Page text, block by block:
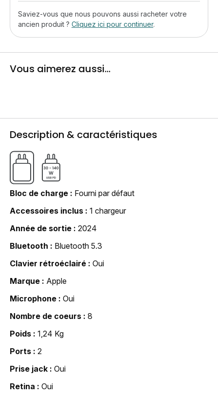
Saviez-vous que nous pouvons aussi racheter votre
ancien produit ? Cliquez ici pour continuer.
Vous aimerez aussi...
Description & caractéristiques
Bloc de charge
Fourni par défaut
Accessoires inclus
1 chargeur
Année de sortie
2024
Bluetooth
Bluetooth 5.3
Clavier rétroéclairé
Oui
Marque
Apple
Microphone
Oui
Nombre de coeurs
8
Poids
1,24 Kg
Ports
2
Prise jack
Oui
Retina
Oui